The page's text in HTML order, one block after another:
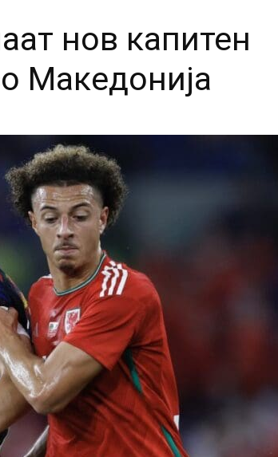
нов капитен
Македонија